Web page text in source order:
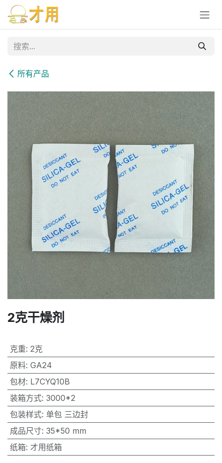
跳至内容
所有产品
2克干燥剂
克重: 2克
原料: GA24
包材: L7CYQ10B
装箱方式: 3000*2
包装样式: 单包 三边封
成品尺寸: 35*50 mm
纸箱: 才用纸箱